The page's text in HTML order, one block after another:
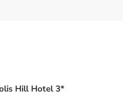
Hill Hotel 3*